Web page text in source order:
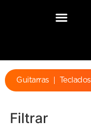
Guitarras Teclados
Filtrar